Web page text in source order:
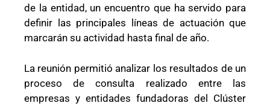
de la entidad, un encuentro que ha servido para
definir las principales líneas de actuación que
marcarán su actividad hasta final de año.
La reunión permitió analizar los resultados de un
proceso de consulta realizado entre las
empresas y entidades fundadoras del Clúster